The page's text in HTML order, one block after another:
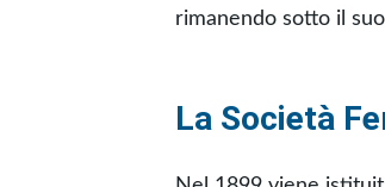
rimanendo sotto il
La Società